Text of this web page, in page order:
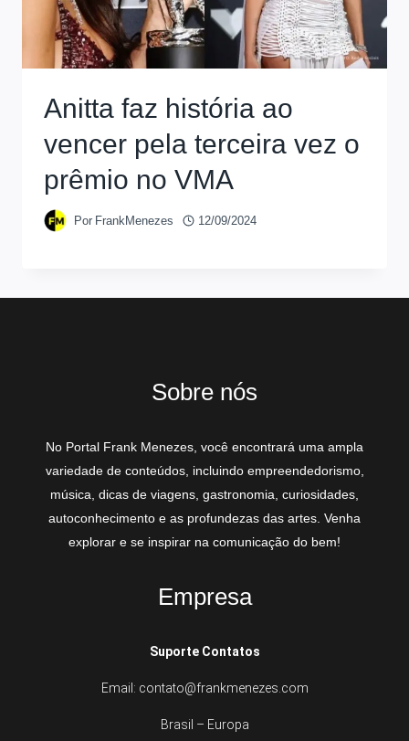
Anitta faz história ao
vencer pela terceira vez o
prêmio no VMA
Por FrankMenezes 12/09/2024
Sobre nós
No Portal Frank Menezes, você encontrará uma ampla
variedade de conteúdos, incluindo empreendedorismo,
música, dicas de viagens, gastronomia, curiosidades,
autoconhecimento e as profundezas das artes. Venha
explorar e se inspirar na comunicação do bem!
Empresa
Suporte Contatos
Email: contato@frankmenezes.com
Brasil – Europa